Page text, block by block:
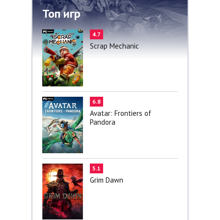
Топ игр
4.7
Scrap Mechanic
6.8
Avatar: Frontiers of
Pandora
5.1
Grim Dawn